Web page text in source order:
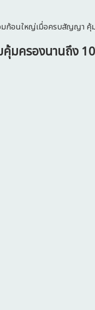
มก้อนใหญ่เมื่อครบสัญญา
คุ้มครองนานถึง